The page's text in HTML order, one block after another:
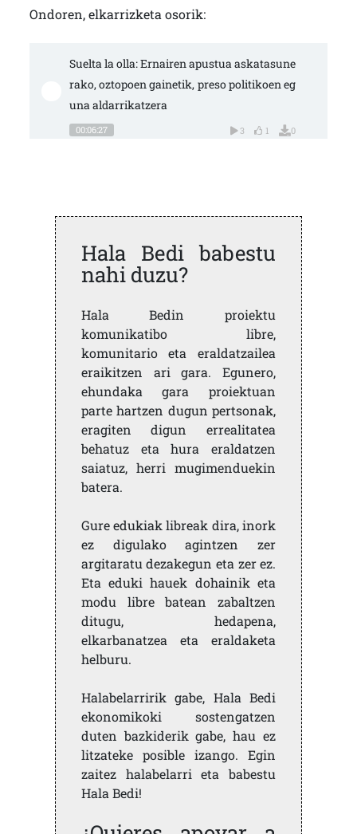
Ondoren, elkarrizketa osorik:
Suelta la olla: Ernairen apustua askatasune
rako, oztopoen gainetik, preso politikoen eg
una aldarrikatzera
00:06:27 3 1 0
Hala Bedi babestu
nahi duzu?
Hala Bedin proiektu
komunikatibo libre,
komunitario eta eraldatzailea
eraikitzen ari gara. Egunero,
ehundaka gara proiektuan
parte hartzen dugun pertsonak,
eragiten digun errealitatea
behatuz eta hura eraldatzen
saiatuz, herri mugimenduekin
batera.
Gure edukiak libreak dira, inork
ez digulako agintzen zer
argitaratu dezakegun eta zer ez.
Eta eduki hauek dohainik eta
modu libre batean zabaltzen
ditugu, hedapena,
elkarbanatzea eta eraldaketa
helburu.
Halabelarririk gabe, Hala Bedi
ekonomikoki sostengatzen
duten bazkiderik gabe, hau ez
litzateke posible izango. Egin
zaitez halabelarri eta babestu
Hala Bedi!